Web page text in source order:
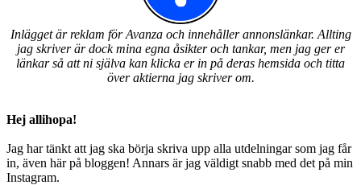
Inlägget är reklam för Avanza och innehåller annonslänkar. Allting
jag skriver är dock mina egna åsikter och tankar, men jag ger er
länkar så att ni själva kan klicka er in på deras hemsida och titta
över aktierna jag skriver om.
Hej allihopa!
Jag har tänkt att jag ska börja skriva upp alla utdelningar som jag får
in, även här på bloggen! Annars är jag väldigt snabb med det på min
Instagram.